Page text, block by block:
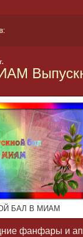
БАЛ В МИАМ
фанфары и